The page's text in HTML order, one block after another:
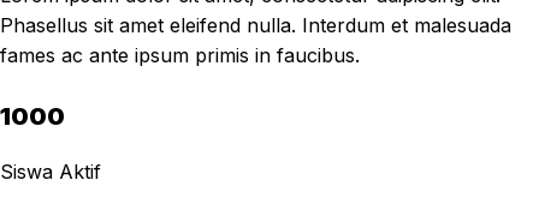
Phasellus sit amet eleifend nulla. Interdum et malesuada
fames ac ante ipsum primis in faucibus.
1000
Siswa Aktif